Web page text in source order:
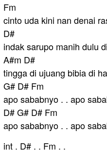
Fm
cinto uda kini nan denai
D#
indak sarupo manih dulu
A#m D#
tingga di ujuang bibia di
G# D# Fm
apo sababnyo . . apo
D# G# D# Fm
apo sababnyo . . apo
int . D# . . Fm . .